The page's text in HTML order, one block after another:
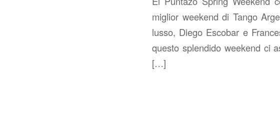
miglior weekend di Tango
lusso, Diego Escobar e
questo splendido weekend ci
[…]